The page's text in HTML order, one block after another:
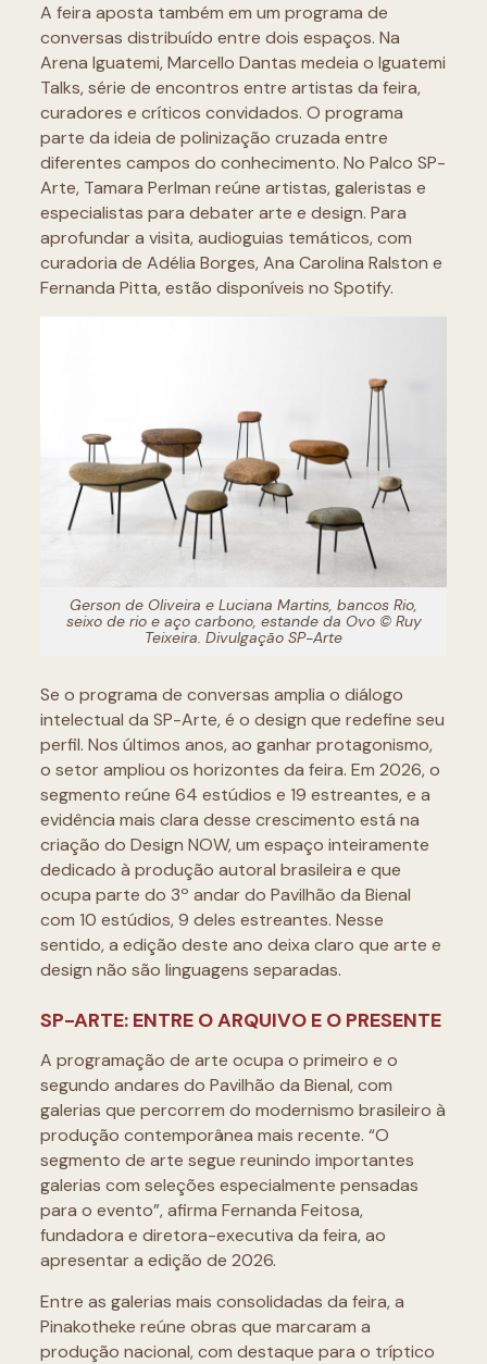
A feira aposta também em um programa de
conversas distribuído entre dois espaços. Na
Arena Iguatemi, Marcello Dantas medeia o Iguatemi
Talks, série de encontros entre artistas da feira,
curadores e críticos convidados. O programa
parte da ideia de polinização cruzada entre
diferentes campos do conhecimento. No Palco SP-
Arte, Tamara Perlman reúne artistas, galeristas e
especialistas para debater arte e design. Para
aprofundar a visita, audioguias temáticos, com
curadoria de Adélia Borges, Ana Carolina Ralston e
Fernanda Pitta, estão disponíveis no Spotify.
Gerson de Oliveira e Luciana Martins, bancos Rio,
seixo de rio e aço carbono, estande da Ovo © Ruy
Teixeira. Divulgação SP-Arte
Se o programa de conversas amplia o diálogo
intelectual da SP-Arte, é o design que redefine seu
perfil. Nos últimos anos, ao ganhar protagonismo,
o setor ampliou os horizontes da feira. Em 2026, o
segmento reúne 64 estúdios e 19 estreantes, e a
evidência mais clara desse crescimento está na
criação do Design NOW, um espaço inteiramente
dedicado à produção autoral brasileira e que
ocupa parte do 3º andar do Pavilhão da Bienal
com 10 estúdios, 9 deles estreantes. Nesse
sentido, a edição deste ano deixa claro que arte e
design não são linguagens separadas.
SP-ARTE: ENTRE O ARQUIVO E O PRESENTE
A programação de arte ocupa o primeiro e o
segundo andares do Pavilhão da Bienal, com
galerias que percorrem do modernismo brasileiro à
produção contemporânea mais recente. “O
segmento de arte segue reunindo importantes
galerias com seleções especialmente pensadas
para o evento”, afirma Fernanda Feitosa,
fundadora e diretora-executiva da feira, ao
apresentar a edição de 2026.
Entre as galerias mais consolidadas da feira, a
Pinakotheke reúne obras que marcaram a
produção nacional, com destaque para o tríptico